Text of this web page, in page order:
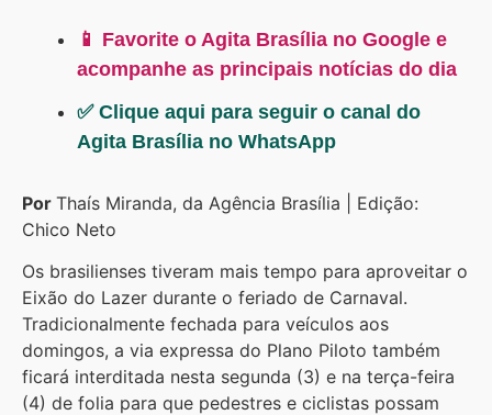
📱 Favorite o Agita Brasília no Google e
acompanhe as principais notícias do dia
✅ Clique aqui para seguir o canal do
Agita Brasília no WhatsApp
Por Thaís Miranda, da Agência Brasília | Edição:
Chico Neto
Os brasilienses tiveram mais tempo para aproveitar o
Eixão do Lazer durante o feriado de Carnaval.
Tradicionalmente fechada para veículos aos
domingos, a via expressa do Plano Piloto também
ficará interditada nesta segunda (3) e na terça-feira
(4) de folia para que pedestres e ciclistas possam